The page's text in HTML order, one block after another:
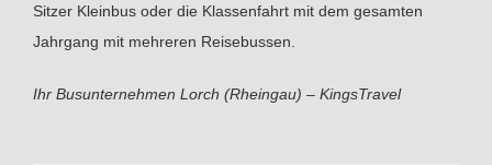
Sitzer Kleinbus oder die Klassenfahrt mit dem gesamten
Jahrgang mit mehreren Reisebussen.
Ihr Busunternehmen Lorch (Rheingau) – KingsTravel